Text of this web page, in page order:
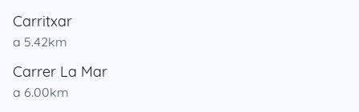
Carritxar
a 5.42km
Carrer La Mar
a 6.00km